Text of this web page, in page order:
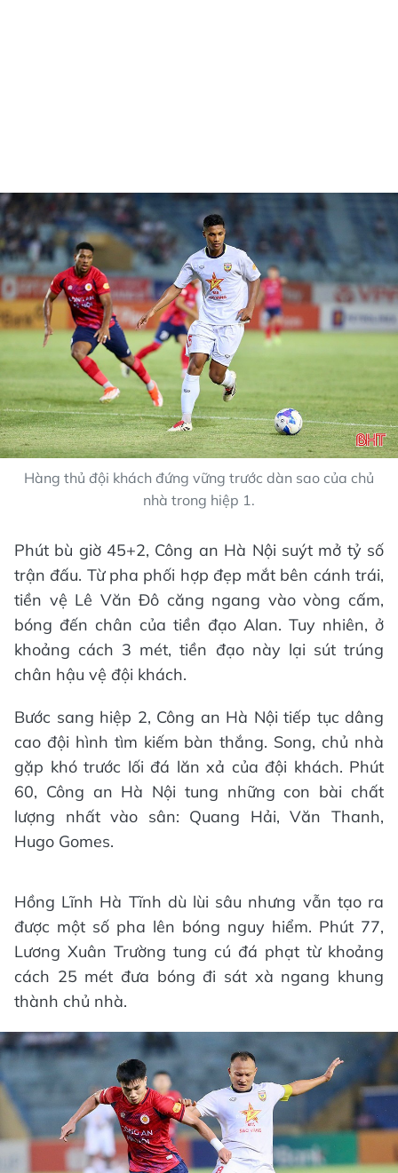
Hàng thủ đội khách đứng vững trước dàn sao của chủ
nhà trong hiệp 1.
Phút bù giờ 45+2, Công an Hà Nội suýt mở tỷ số
trận đấu. Từ pha phối hợp đẹp mắt bên cánh trái,
tiền vệ Lê Văn Đô căng ngang vào vòng cấm,
bóng đến chân của tiền đạo Alan. Tuy nhiên, ở
khoảng cách 3 mét, tiền đạo này lại sút trúng
chân hậu vệ đội khách.
Bước sang hiệp 2, Công an Hà Nội tiếp tục dâng
cao đội hình tìm kiếm bàn thắng. Song, chủ nhà
gặp khó trước lối đá lăn xả của đội khách. Phút
60, Công an Hà Nội tung những con bài chất
lượng nhất vào sân: Quang Hải, Văn Thanh,
Hugo Gomes.
Hồng Lĩnh Hà Tĩnh dù lùi sâu nhưng vẫn tạo ra
được một số pha lên bóng nguy hiểm. Phút 77,
Lương Xuân Trường tung cú đá phạt từ khoảng
cách 25 mét đưa bóng đi sát xà ngang khung
thành chủ nhà.